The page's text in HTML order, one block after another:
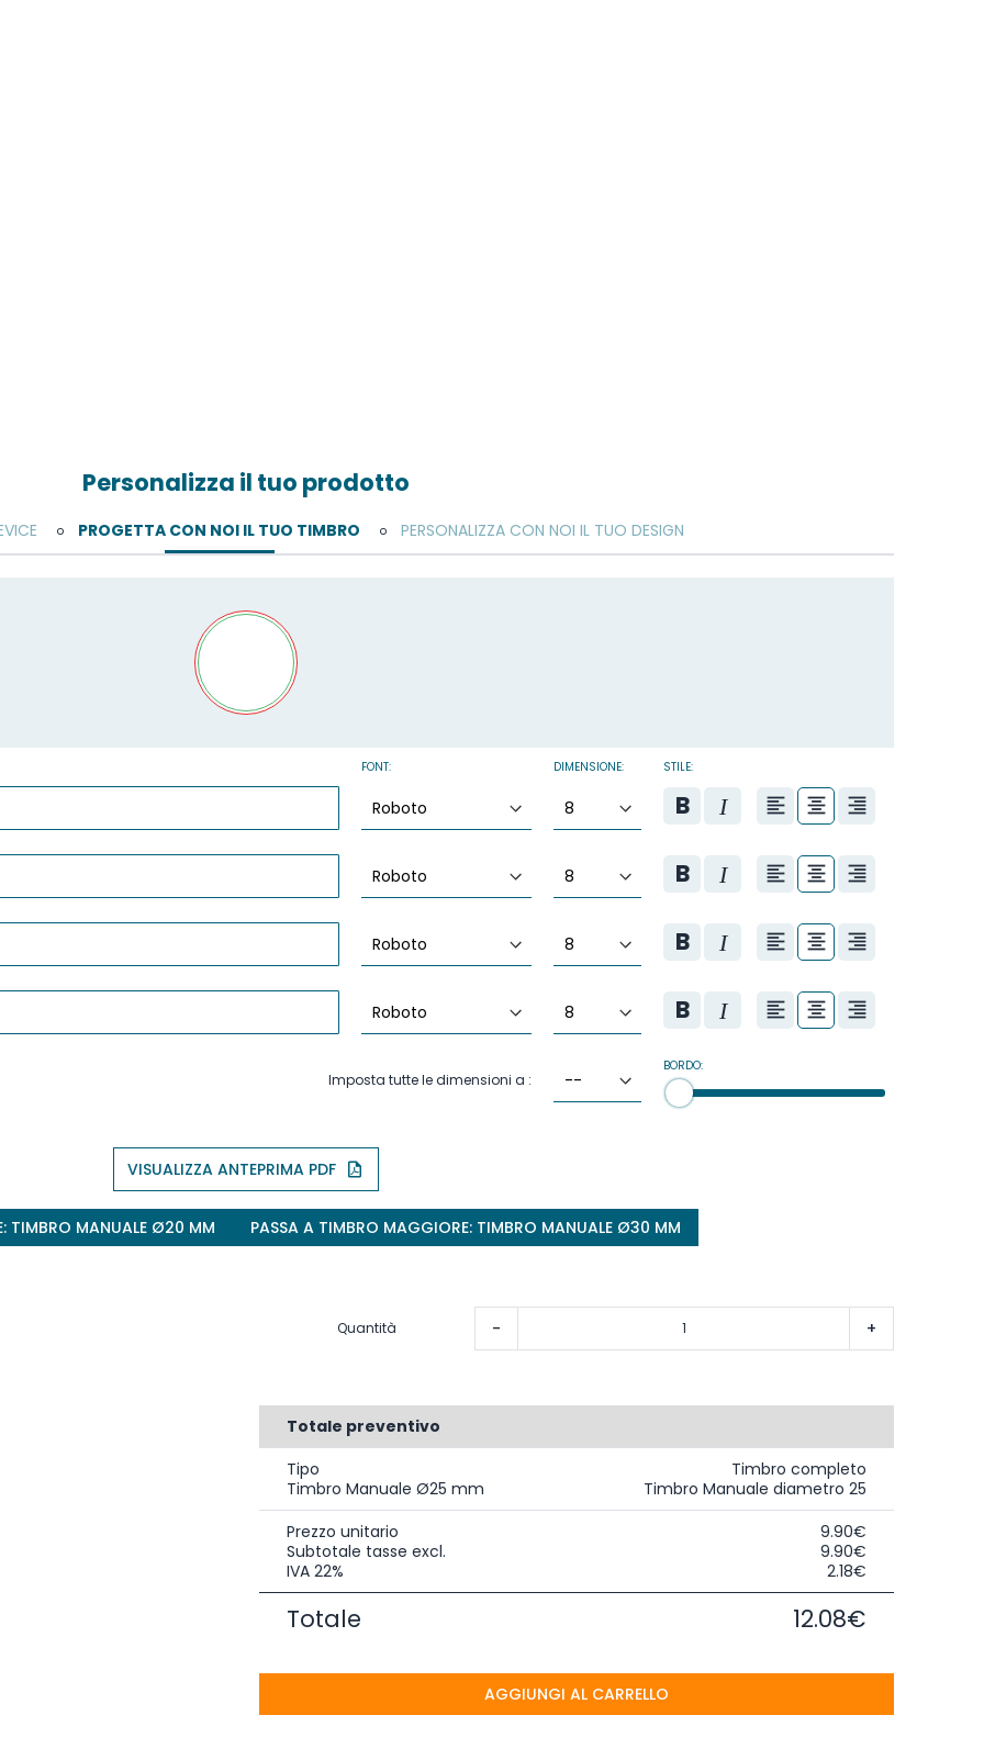
Personalizza il tuo prodotto
o PROGETTA CON NOI IL TUO TIMBRO
FONT: DIMENSIONE: STILE:
Imposta tutte le dimensioni a :
BORDO:
VISUALIZZA ANTEPRIMA PDF
o PERSONALIZZA CON NOI IL TUO DESIGN
TIMBRO MANUALE Ø20 MM PASSA A TIMBRO MAGGIORE: TIMBRO MANUALE Ø30 MM
Quantità - +
Totale preventivo
Tipo
Timbro completo
Timbro Manuale Ø25 mm
Timbro Manuale diametro 25
Prezzo unitario
9.90€
Subtotale tasse excl.
9.90€
IVA 22%
2.18€
Totale 12.08€
AGGIUNGI AL CARRELLO